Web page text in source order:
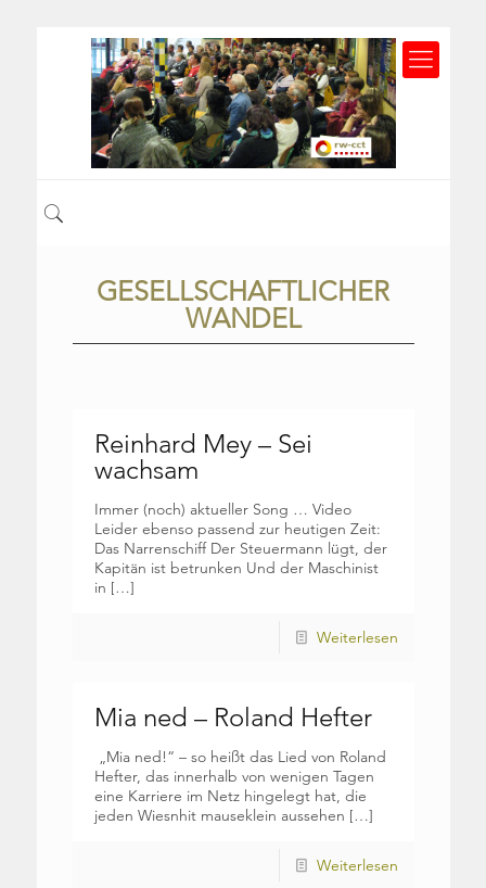
GESELLSCHAFTLICHER
WANDEL
Reinhard Mey – Sei
wachsam
Immer (noch) aktueller Song … Video
Leider ebenso passend zur heutigen Zeit:
Das Narrenschiff Der Steuermann lügt, der
Kapitän ist betrunken Und der Maschinist
in […]
Weiterlesen
Mia ned – Roland Hefter
„Mia ned!“ – so heißt das Lied von Roland
Hefter, das innerhalb von wenigen Tagen
eine Karriere im Netz hingelegt hat, die
jeden Wiesnhit mauseklein aussehen […]
Weiterlesen